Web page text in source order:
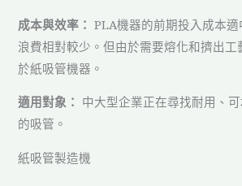
成本與效率： PLA機器的前期投入成本
浪費相對較少。但由於需要熔化和擠出工
於紙吸管機器。
適用對象： 中大型企業正在尋找耐用、
的吸管。
紙吸管製造機